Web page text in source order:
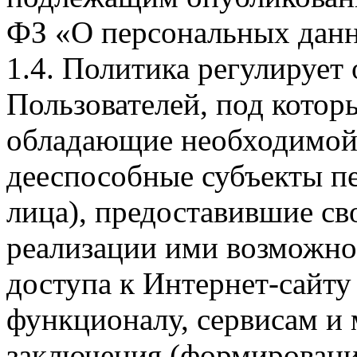
ФЗ «О персональных
1.4. Политика
Пользователей, под
обладающие
дееспособные субъекты
лица), предоставившие
реализации ими
доступа к Интернет-
функционалу, сервисам и